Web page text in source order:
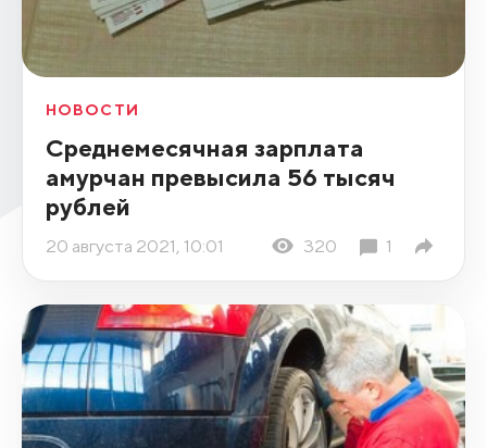
НОВОСТИ
Среднемесячная зарплата
амурчан превысила 56 тысяч
рублей
20 августа 2021, 10:01 320 1